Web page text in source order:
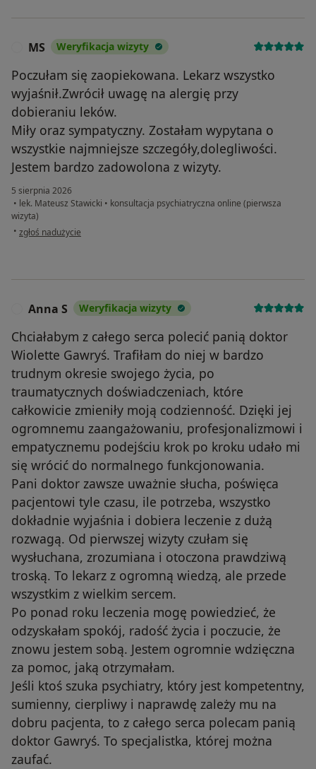
MS Weryfikacja wizyty
Poczułam się zaopiekowana. Lekarz wszystko
wyjaśnił.Zwrócił uwagę na alergię przy
dobieraniu leków.
Miły oraz sympatyczny. Zostałam wypytana o
wszystkie najmniejsze szczegóły,dolegliwości.
Jestem bardzo zadowolona z wizyty.
5 sierpnia 2026
• lek. Mateusz Stawicki • konsultacja psychiatryczna online (pierwsza
wizyta)
• w opinii użytkownika MS
zgłoś nadużycie
Anna S Weryfikacja wizyty
Chciałabym z całego serca polecić panią doktor
Wiolette Gawryś. Trafiłam do niej w bardzo
trudnym okresie swojego życia, po
traumatycznych doświadczeniach, które
całkowicie zmieniły moją codzienność. Dzięki jej
ogromnemu zaangażowaniu, profesjonalizmowi i
empatycznemu podejściu krok po kroku udało mi
się wrócić do normalnego funkcjonowania.
Pani doktor zawsze uważnie słucha, poświęca
pacjentowi tyle czasu, ile potrzeba, wszystko
dokładnie wyjaśnia i dobiera leczenie z dużą
rozwagą. Od pierwszej wizyty czułam się
wysłuchana, zrozumiana i otoczona prawdziwą
troską. To lekarz z ogromną wiedzą, ale przede
wszystkim z wielkim sercem.
Po ponad roku leczenia mogę powiedzieć, że
odzyskałam spokój, radość życia i poczucie, że
znowu jestem sobą. Jestem ogromnie wdzięczna
za pomoc, jaką otrzymałam.
Jeśli ktoś szuka psychiatry, który jest kompetentny,
sumienny, cierpliwy i naprawdę zależy mu na
dobru pacjenta, to z całego serca polecam panią
doktor Gawryś. To specjalistka, której można
zaufać.